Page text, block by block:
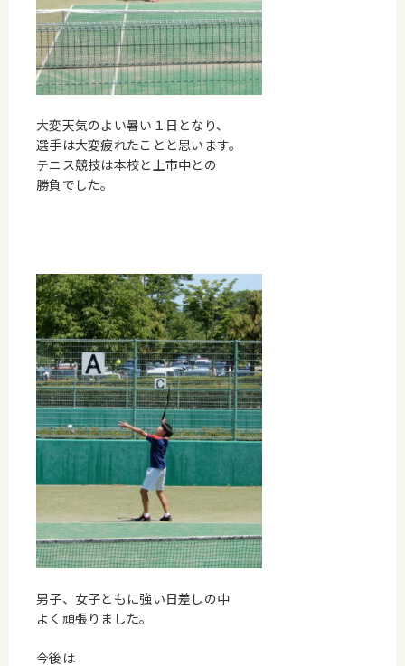
大変天気のよい暑い１日となり、
選手は大変疲れたことと思います。
テニス競技は本校と上市中との
勝負でした。
男子、女子ともに強い日差しの中
よく頑張りました。
今後は